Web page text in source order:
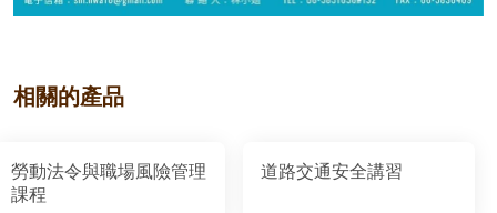
相關的產品
勞動法令與職場風險管理
課程
道路交通安全講習